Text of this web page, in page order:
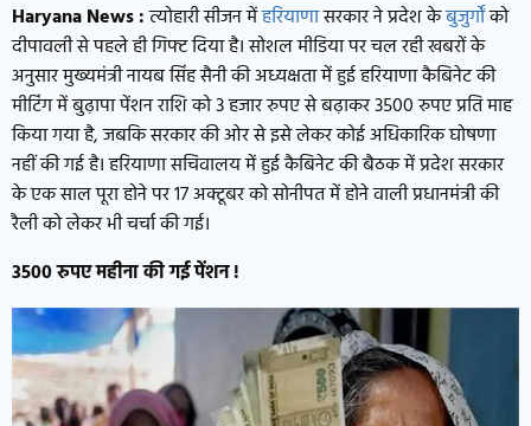
Haryana News :त्योहारी सीजन मेंहरियाणासरकार ने प्रदेश केबुजुर्गोंको
दीपावली से पहले ही गिफ्ट दिया है। सोशल मीडिया पर चल रही खबरों के
अनुसार मुख्यमंत्री नायब सिंह सैनी की अध्यक्षता में हुई हरियाणा कैबिनेट की
मीटिंग में बुढ़ापा पेंशन राशि को 3 हजार रुपए से बढ़ाकर 3500 रुपए प्रति माह
किया गया है, जबकि सरकार की ओर से इसे लेकर कोई अधिकारिक घोषणा
नहीं की गई है। हरियाणा सचिवालय में हुई कैबिनेट की बैठक में प्रदेश सरकार
के एक साल पूरा होने पर 17 अक्टूबर को सोनीपत में होने वाली प्रधानमंत्री की
रैली को लेकर भी चर्चा की गई।
3500 रुपए महीना की गई पेंशन !